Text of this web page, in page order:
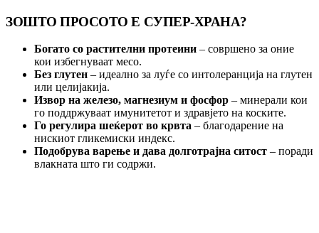
ЗОШТО ПРОСОТО Е СУПЕР-ХРАНА?
Богато со растителни протеини – совршено за оние
кои избегнуваат месо.
Без глутен – идеално за луѓе со интолеранција на глутен
или целијакија.
Извор на железо, магнезиум и фосфор – минерали кои
го поддржуваат имунитетот и здравјето на коските.
Го регулира шеќерот во крвта – благодарение на
нискиот гликемиски индекс.
Подобрува варење и дава долготрајна ситост – поради
влакната што ги содржи.